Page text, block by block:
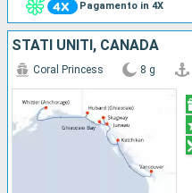
Pagamento in 4X
STATI UNITI, CANADA
Coral Princess 8 g